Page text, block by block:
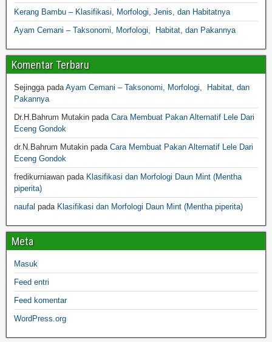
Kerang Bambu – Klasifikasi, Morfologi, Jenis, dan Habitatnya
Ayam Cemani – Taksonomi, Morfologi, Habitat, dan Pakannya
Komentar Terbaru
SejinggapadaAyam Cemani – Taksonomi, Morfologi, Habitat, dan
Pakannya
Dr.H.Bahrum Mutakin pada Cara Membuat Pakan Alternatif Lele Dari
Eceng Gondok
dr.N.Bahrum Mutakin pada Cara Membuat Pakan Alternatif Lele Dari
Eceng Gondok
fredikurniawan pada Klasifikasi dan Morfologi Daun Mint (Mentha
piperita)
naufal pada Klasifikasi dan Morfologi Daun Mint (Mentha piperita)
Meta
Masuk
Feed entri
Feed komentar
WordPress.org